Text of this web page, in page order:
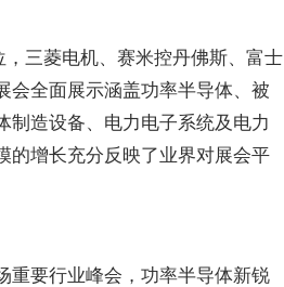
三菱电机、赛米控丹佛斯、富士
会全面展示涵盖功率半导体、被
制造设备、电力电子系统及电力
的增长充分反映了业界对展会平
重要行业峰会，功率半导体新锐